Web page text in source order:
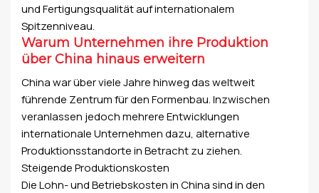
und Fertigungsqualität auf internationalem
Spitzenniveau.
Warum Unternehmen ihre Produktion
über China hinaus erweitern
China war über viele Jahre hinweg das weltweit
führende Zentrum für den Formenbau. Inzwischen
veranlassen jedoch mehrere Entwicklungen
internationale Unternehmen dazu, alternative
Produktionsstandorte in Betracht zu ziehen.
Steigende Produktionskosten
Die Lohn- und Betriebskosten in China sind in den